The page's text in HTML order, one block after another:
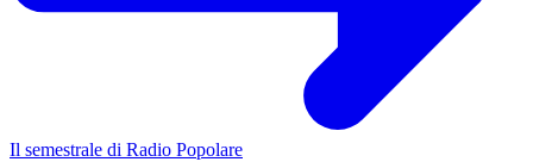
Il semestrale di Radio Popolare